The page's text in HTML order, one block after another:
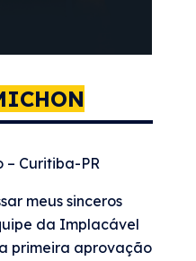
– Curitiba-PR
meus sinceros
da Implacável
primeira aprovação